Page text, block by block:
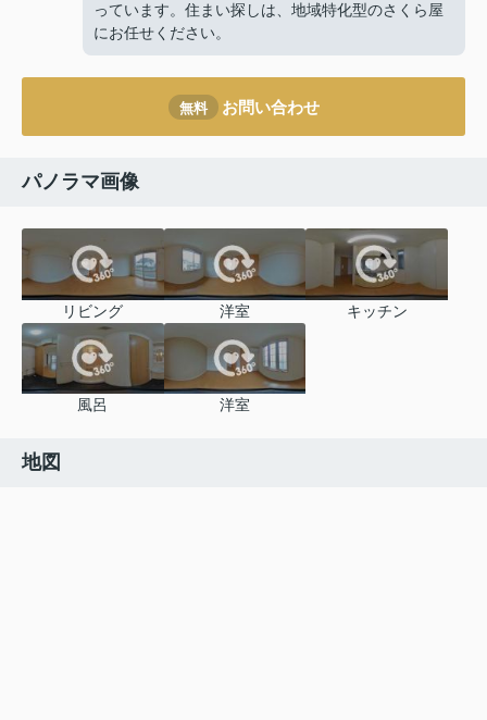
っています。住まい探しは、地域特化型のさくら屋
にお任せください。
無料 お問い合わせ
パノラマ画像
リビング 洋室 キッチン
風呂 洋室
地図